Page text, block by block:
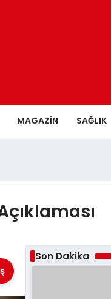
MAGAZİN SAĞLIK
Son Dakika